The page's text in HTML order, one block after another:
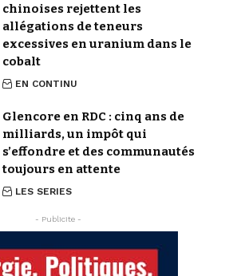
chinoises rejettent les
allégations de teneurs
excessives en uranium dans le
cobalt
EN CONTINU
Glencore en RDC : cinq ans de
milliards, un impôt qui
s’effondre et des communautés
toujours en attente
LES SERIES
- Publicite -